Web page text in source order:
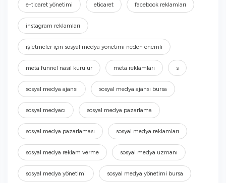
e-ticaret yönetimi eticaret facebook reklamları
instagram reklamları
işletmeler için sosyal medya yönetimi neden önemli
meta funnel nasıl kurulur meta reklamları s
sosyal medya ajansı sosyal medya ajansı bursa
sosyal medyacı sosyal medya pazarlama
sosyal medya pazarlaması sosyal medya reklamları
sosyal medya reklam verme sosyal medya uzmanı
sosyal medya yönetimi sosyal medya yönetimi bursa